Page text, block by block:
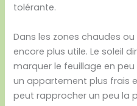
tolérante.
Dans les zones chaudes
encore plus utile. Le soleil
marquer le feuillage en peu
un appartement plus frais
peut rapprocher un peu la